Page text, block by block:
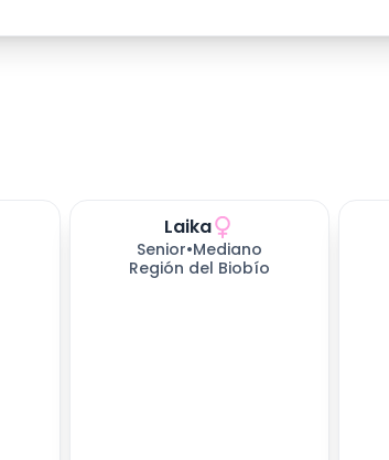
días esperando
Laika
Senior•Mediano
Región del Biobío